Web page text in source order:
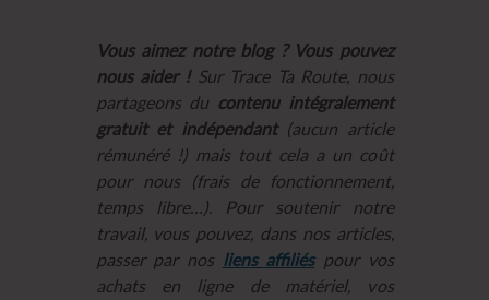
Vous aimez notre blog ? Vous pouvez
nous aider !Sur Trace Ta Route, nous
partageons du contenu intégralement
gratuit et indépendant(aucun article
rémunéré !) mais tout cela a un coût
pour nous (frais de fonctionnement,
temps libre…). Pour soutenir notre
travail, vous pouvez, dans nos articles,
passer par nos liens affiliéspour vos
achats en ligne de matériel, vos